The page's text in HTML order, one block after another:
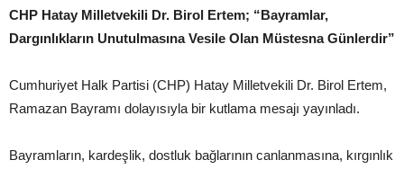
CHP Hatay Milletvekili Dr. Birol Ertem; “Bayramlar,
Dargınlıkların Unutulmasına Vesile Olan Müstesna Günlerdir”
Cumhuriyet Halk Partisi (CHP) Hatay Milletvekili Dr. Birol Ertem,
Ramazan Bayramı dolayısıyla bir kutlama mesajı yayınladı.
Bayramların, kardeşlik, dostluk bağlarının canlanmasına, kırgınlık